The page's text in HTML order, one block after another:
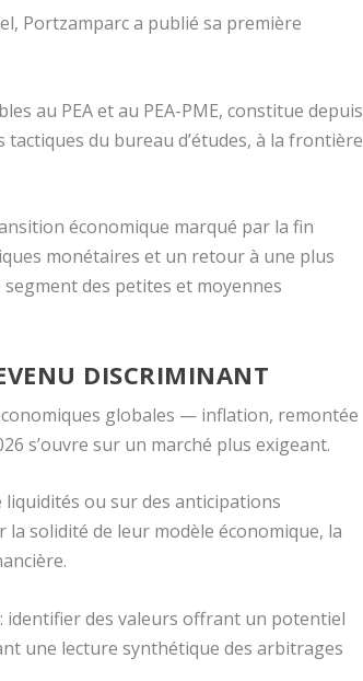
Portzamparc a publié sa première
au PEA et au PEA-PME, constitue depuis
du bureau d’études, à la frontière
économique marqué par la fin
monétaires et un retour à une plus
des petites et moyennes
DISCRIMINANT
globales — inflation, remontée
s’ouvre sur un marché plus exigeant.
liquidités ou sur des anticipations
solidité de leur modèle économique, la
identifier des valeurs offrant un potentiel
une lecture synthétique des arbitrages